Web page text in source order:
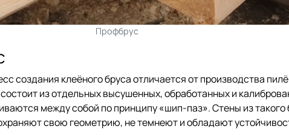
Профбрус
создания клеёного бруса отличается от производства
из отдельных высушенных, обработанных и
между собой по принципу «шип-паз». Стены из такого
свою геометрию, не темнеют и обладают